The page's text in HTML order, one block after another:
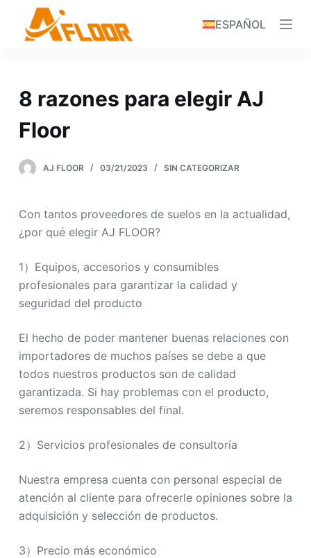
o
c
n
n
ESPAÑOL
8 razones para elegir AJ
Floor
AJ FLOOR 03/21/2023 SIN CATEGORIZAR
Con tantos proveedores de suelos en la actualidad,
¿por qué elegir AJ FLOOR?
1）Equipos, accesorios y consumibles
profesionales para garantizar la calidad y
seguridad del producto
El hecho de poder mantener buenas relaciones con
importadores de muchos países se debe a que
todos nuestros productos son de calidad
garantizada. Si hay problemas con el producto,
seremos responsables del final.
2）Servicios profesionales de consultoría
Nuestra empresa cuenta con personal especial de
atención al cliente para ofrecerle opiniones sobre la
adquisición y selección de productos.
3）Precio más económico